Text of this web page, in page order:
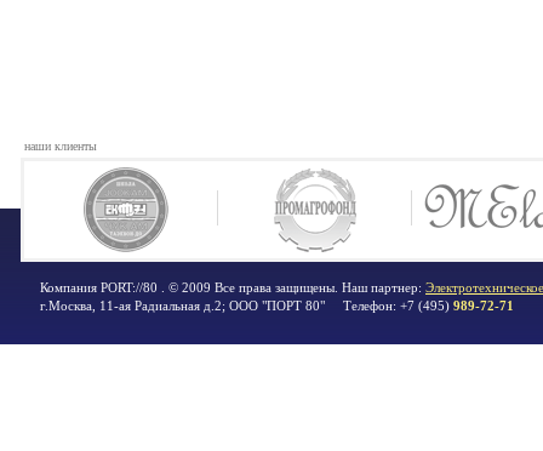
наши клиенты
Компания PORT://80 . © 2009 Все права защищены. Наш партнер:
г.Москва 11-ая Радиальная д.2; ООО "ПОРТ 80" Телефон: +7 (495) 989-72-71